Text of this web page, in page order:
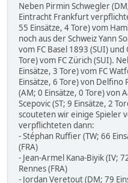
Neben Pirmin Schwegler
Eintracht Frankfurt
55 Einsätze, 4 Tore) vom
noch aus der Schweiz Yann
vom FC Basel 1893 (SUI)
Tore) vom FC Zürich (SUI).
Einsätze, 3 Tore) vom FC
Einsätze, 6 Tore) von Delfino
(AM; 0 Einsätze, 0 Tore) von
Scepovic (ST; 9 Einsätze, 2
scouteten wir einige Spieler
verpflichteten dann:
- Stéphan Ruffier (TW; 66
(FRA)
- Jean-Armel Kana-Biyik (IV;
Rennes (FRA)
- Jordan Veretout (DM; 79